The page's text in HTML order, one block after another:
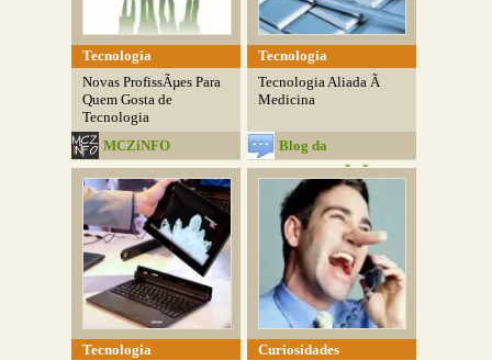
Tecnologia
Novas ProfissÃµes Para
Quem Gosta de
Tecnologia
MCZiNFO
Tecnologia
Tecnologia Aliada Ã
Medicina
Blog da
ComunicaÃ§Ã£o
Tecnologia
Curiosidades